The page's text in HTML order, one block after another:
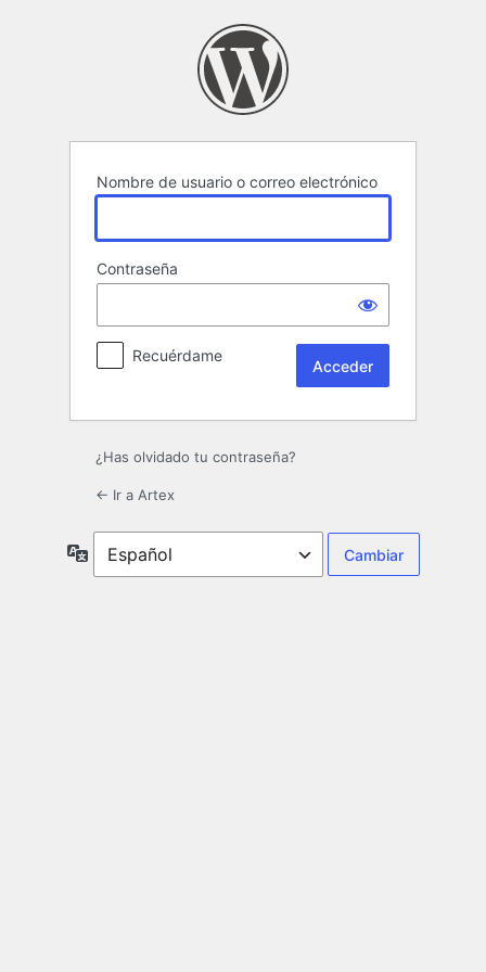
Nombre de usuario o correo electrónico
Contraseña
Recuérdame
¿Has olvidado tu contraseña?
← Ir a Artex
Idioma